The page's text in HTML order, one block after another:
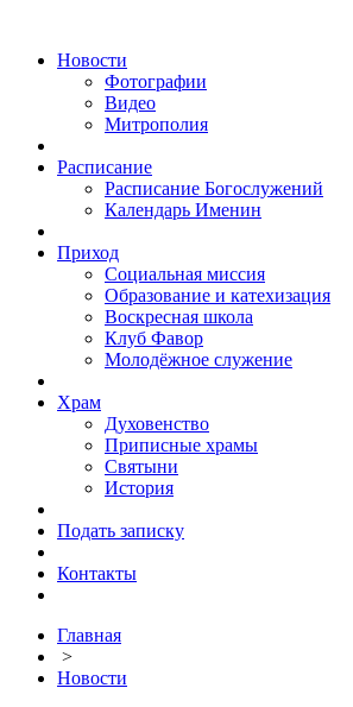
Новости
Фотографии
Видео
Митрополия
Расписание
Расписание Богослужений
Календарь Именин
Приход
Социальная миссия
Образование и катехизация
Воскресная школа
Клуб Фавор
Молодёжное служение
Храм
Духовенство
Приписные храмы
Святыни
История
Подать записку
Контакты
Главная
>
Новости